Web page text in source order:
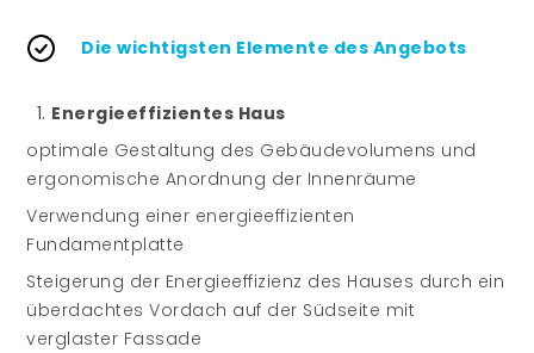
Die wichtigsten Elemente des Angebots
Energieeffizientes Haus
optimale Gestaltung des Gebäudevolumens und
ergonomische Anordnung der Innenräume
Verwendung einer energieeffizienten
Fundamentplatte
Steigerung der Energieeffizienz des Hauses durch ein
überdachtes Vordach auf der Südseite mit
verglaster Fassade